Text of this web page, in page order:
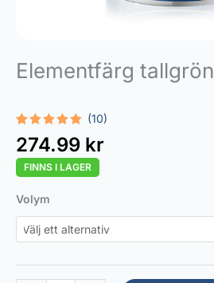
Elementfärg tallgrön
Betygsatt
5.00av 5
baserat
på
10
kundrecensioner
(10)
274.99 kr
FINNS I LAGER
Volym
Radiator
Paint
Pine